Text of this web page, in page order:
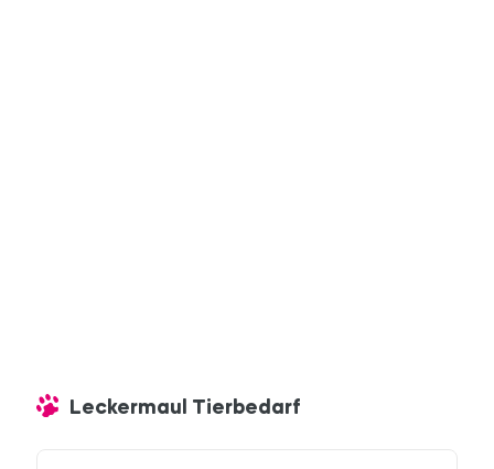
Leckermaul Tierbedarf